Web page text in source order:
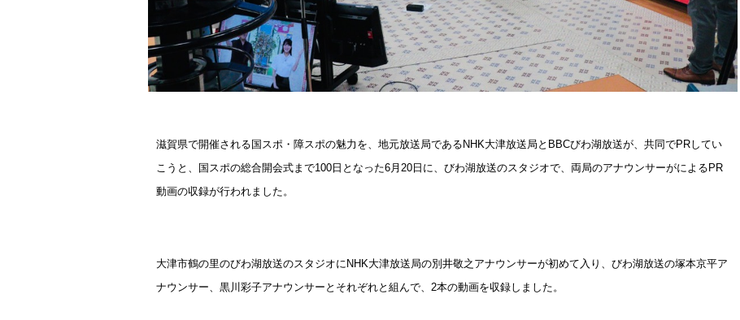
滋賀県で開催される国スポ・障スポの魅力を、地元放送局である NHK大津放送局と BBCびわ湖放送が、共同でPRしてい
こうと、国スポの総合開会式まで100日となった6月20日に、びわ湖放送のスタジオで、両局のアナウンサーがによるPR
動画の収録が行われました。
大津市鶴の里のびわ湖放送のスタジオに NHK大津放送局の別井敬之アナウンサーが初めて入り、びわ湖放送の塚本京平ア
ナウンサー、黒川彩子アナウンサーとそれぞれと組んで、2本の動画を収録しました。